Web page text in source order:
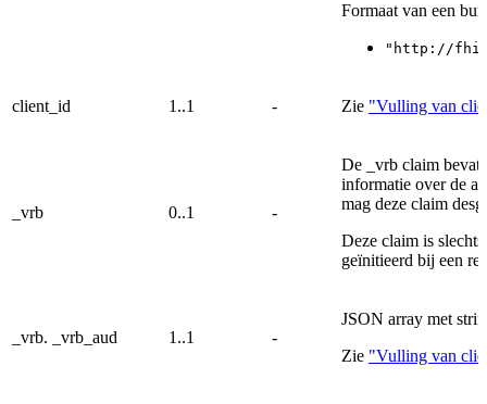
Formaat van een
"http://
client_id 1..1 - Zie "Vulling van
_vrb 0..1 -
De _vrb claim
informatie over de
mag deze claim
Deze claim is
geïnitieerd bij een
_vrb. _vrb_aud 1..1 -
JSON array met
Zie "Vulling van